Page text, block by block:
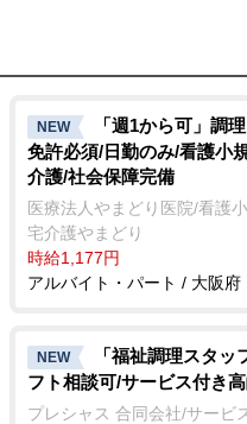
NEW
「週1から可」調
免許必須/日勤のみ/看護小
介護/社会保障完備
医療法人やまどり医院/看護
宅介護やまどり
時給1,177円
アルバイト・パート / 大阪府
NEW
「福祉調理スタッ
フト相談可/サービス付き
プレシャス 合同会社/サービ